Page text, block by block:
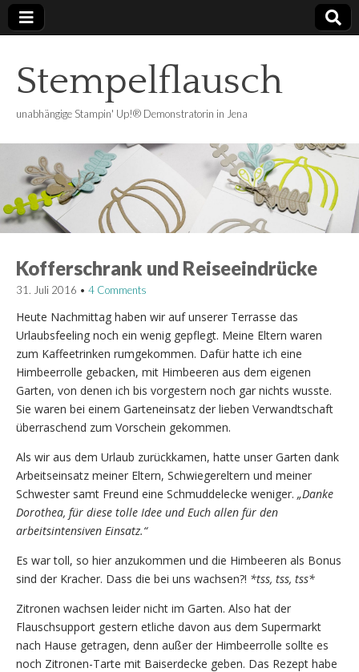
Stempelflausch
unabhängige Stampin' Up!® Demonstratorin in Jena
Kofferschrank und Reiseeindrücke
31. Juli 2016 • 4 Comments
Heute Nachmittag haben wir auf unserer Terrasse das
Urlaubsfeeling noch ein wenig gepflegt. Meine Eltern waren
zum Kaffeetrinken rumgekommen. Dafür hatte ich eine
Himbeerrolle gebacken, mit Himbeeren aus dem eigenen
Garten, von denen ich bis vorgestern noch gar nichts wusste.
Sie waren bei einem Garteneinsatz der lieben Verwandtschaft
überraschend zum Vorschein gekommen.
Als wir aus dem Urlaub zurückkamen, hatte unser Garten dank
Arbeitseinsatz meiner Eltern, Schwiegereltern und meiner
Schwester samt Freund eine Schmuddelecke weniger. „Danke
Dorothea, für diese tolle Idee und Euch allen für den
arbeitsintensiven Einsatz.“
Es war toll, so hier anzukommen und die Himbeeren als Bonus
sind der Kracher. Dass die bei uns wachsen?! *tss, tss, tss*
Zitronen wachsen leider nicht im Garten. Also hat der
Flauschsupport gestern etliche davon aus dem Supermarkt
nach Hause getragen, denn außer der Himbeerrolle sollte es
noch Zitronen-Tarte mit Baiserdecke geben. Das Rezept habe